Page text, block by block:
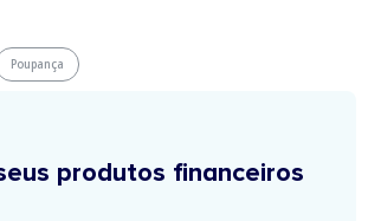
Poupança
produtos financeiros